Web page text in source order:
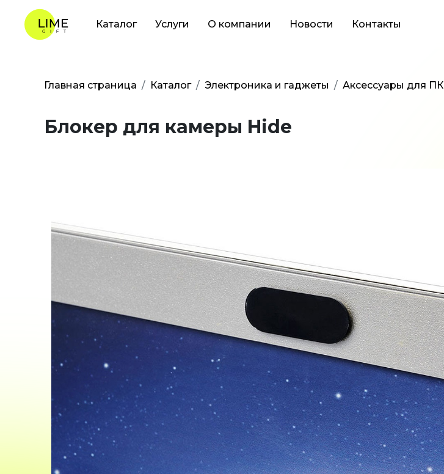
Каталог Услуги О компании Новости Контакты
Главная страница Каталог Электроника и гаджеты Аксессуары для ПК
Блокер для камеры Hide